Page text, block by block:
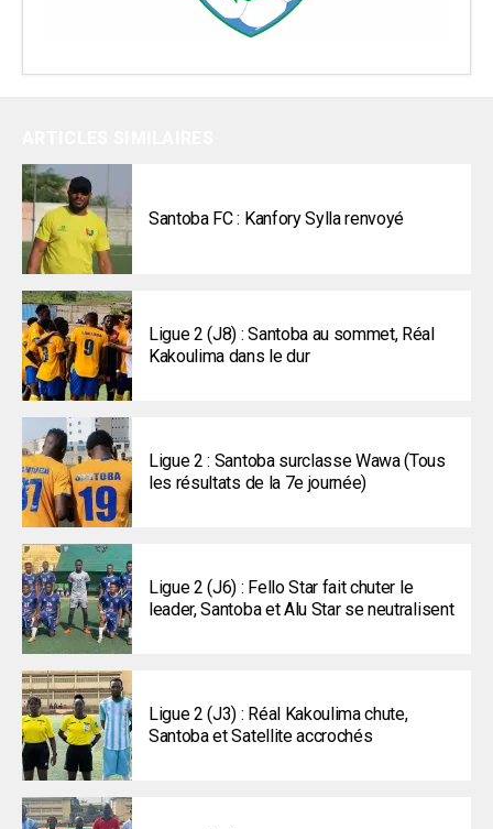
Santoba FC : Kanfory Sylla renvoyé
Ligue 2 (J8) : Santoba au sommet, Réal
Kakoulima dans le dur
Ligue 2 : Santoba surclasse Wawa (Tous
les résultats de la 7e journée)
Ligue 2 (J6) : Fello Star fait chuter le
leader, Santoba et Alu Star se neutralisent
Ligue 2 (J3) : Réal Kakoulima chute,
Santoba et Satellite accrochés